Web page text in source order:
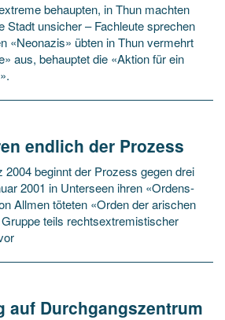
behaupten, in Thun machten
Stadt unsicher – Fachleute sprechen
«Neonazis» übten in Thun vermehrt
aus, behauptet die «Aktion für ein
endlich der Prozess
beginnt der Prozess gegen drei
2001 in Unterseen ihren «Ordens-
Allmen töteten «Orden der arischen
teils rechtsextremistischer
auf Durchgangszentrum